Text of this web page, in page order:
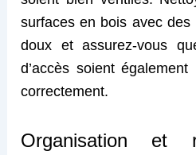
surfaces en bois avec des
doux et assurez-vous
d’accès soient
correctement.
Organisation et